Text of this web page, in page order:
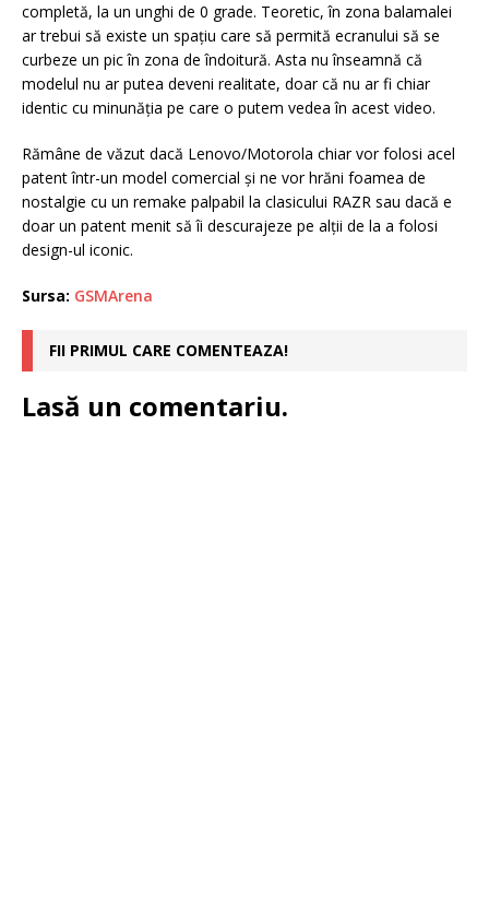
completă, la un unghi de 0 grade. Teoretic, în zona balamalei
ar trebui să existe un spațiu care să permită ecranului să se
curbeze un pic în zona de îndoitură. Asta nu înseamnă că
modelul nu ar putea deveni realitate, doar că nu ar fi chiar
identic cu minunăția pe care o putem vedea în acest video.
Rămâne de văzut dacă Lenovo/Motorola chiar vor folosi acel
patent într-un model comercial și ne vor hrăni foamea de
nostalgie cu un remake palpabil la clasicului RAZR sau dacă e
doar un patent menit să îi descurajeze pe alții de la a folosi
design-ul iconic.
Sursa: GSMArena
FII PRIMUL CARE COMENTEAZA!
Lasă un comentariu.